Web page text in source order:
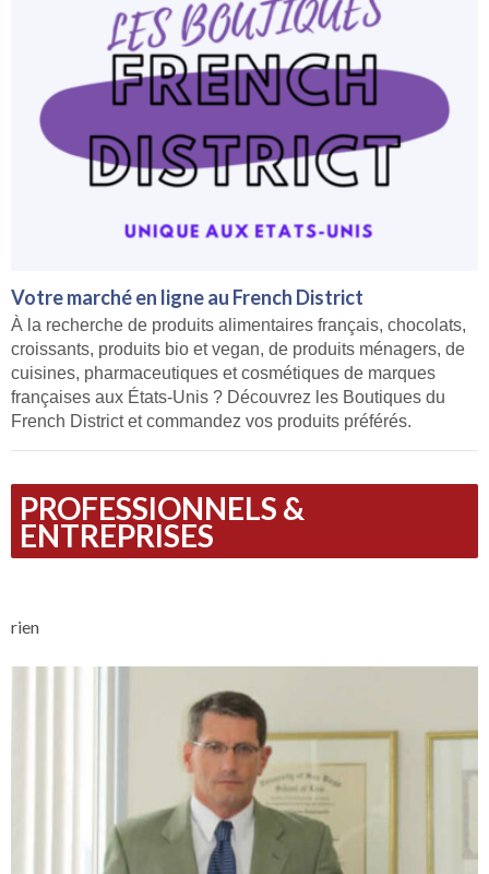
Votre marché en ligne au French District
À la recherche de produits alimentaires français, chocolats,
croissants, produits bio et vegan, de produits ménagers, de
cuisines, pharmaceutiques et cosmétiques de marques
françaises aux États-Unis ? Découvrez les Boutiques du
French District et commandez vos produits préférés.
PROFESSIONNELS &
ENTREPRISES
rien